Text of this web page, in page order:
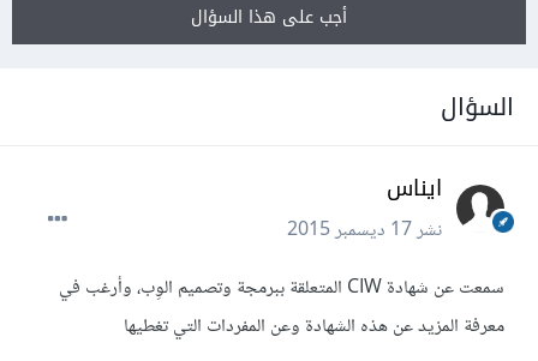
أجب على هذا السؤال
السؤال
ايناس
نشر17 ديسمبر 2015
سمعت عن شهادة CIW المتعلقة ببرمجة وتصميم الوِب، وأرغب في
معرفة المزيد عن هذه الشهادة وعن المفردات التي تغطيها